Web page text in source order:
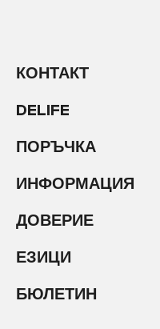
можете да се
да си поемете
можете да се
любимия си сериал
почивка ще ви
стилен и уютен
Подходящият
КОНТАКТ
DELIFE
ПОРЪЧКА
ИНФОРМАЦИЯ
ДОВЕРИЕ
ЕЗИЦИ
БЮЛЕТИН